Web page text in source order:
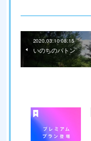
2020.03.10 08:15
いのちのバトン